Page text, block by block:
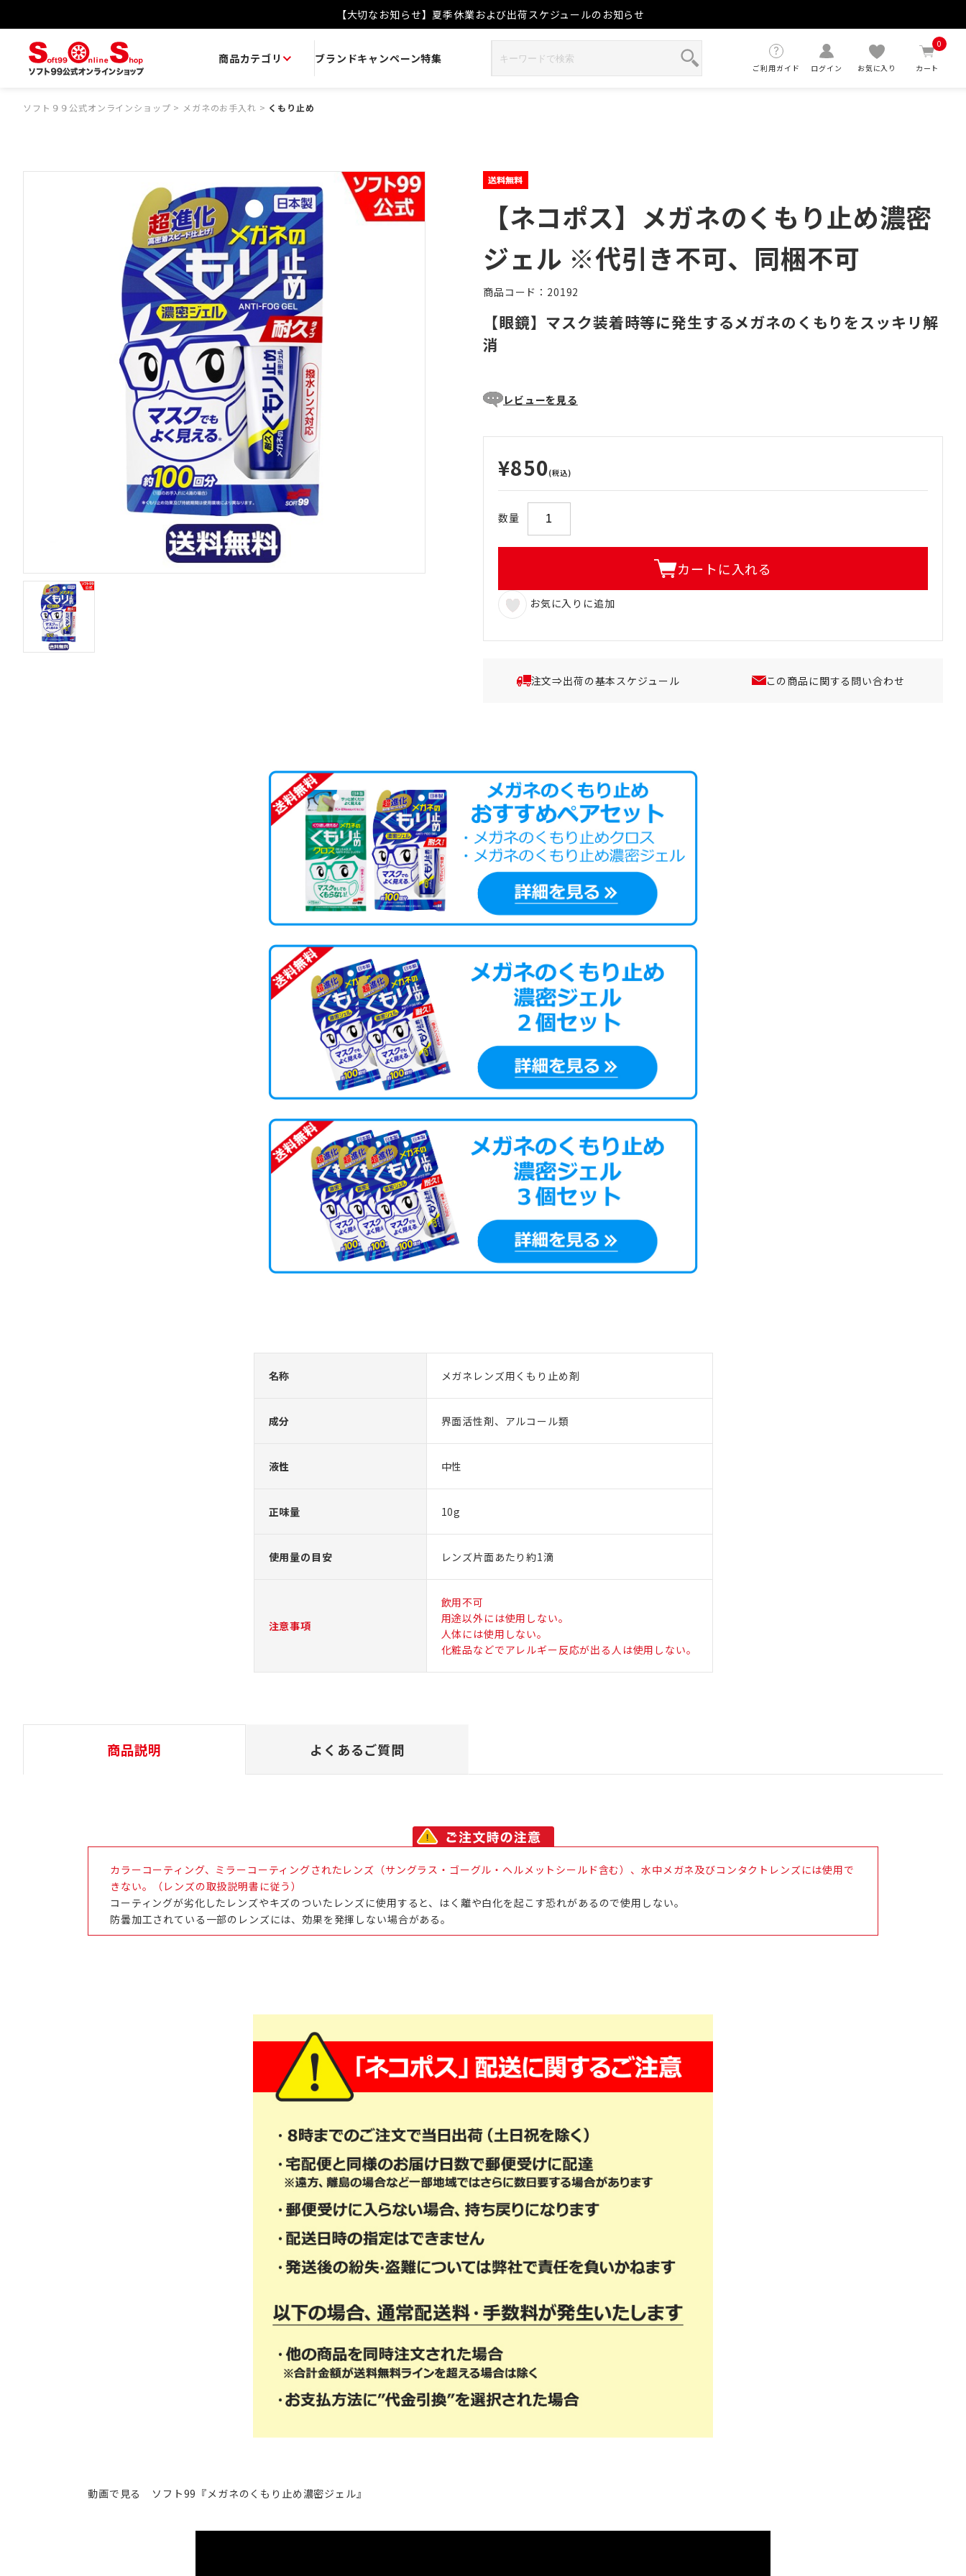
【大切なお知らせ】夏季休業および出荷スケジュールのお知らせ
商品カテゴリ ブランドキャンペーン特集
ご利用ガイド ログイン お気に入り カート
0
ソフト９９公式オンラインショップ > メガネのお手入れ > くもり止め
【ネコポス】メガネのくもり止め濃密
ジェル ※代引き不可、同梱不可
商品コード：20192
【眼鏡】マスク装着時等に発生するメガネのくもりをスッキリ解
消
レビューを見る
¥850(税込)
数量
カートに入れる
お気に入りに追加
注文⇒出荷の基本スケジュール この商品に関する問い合わせ
名称 メガネレンズ用くもり止め剤
成分 界面活性剤、アルコール類
液性 中性
正味量 10g
使用量の目安 レンズ片面あたり約1滴
注意事項
飲用不可
用途以外には使用しない。
人体には使用しない。
化粧品などでアレルギー反応が出る人は使用しない。
商品説明 よくあるご質問
カラーコーティング、ミラーコーティングされたレンズ（サングラス・ゴーグル・ヘルメットシールド含む）、水中メガネ及びコンタクトレンズには使用で
きない。（レンズの取扱説明書に従う）
コーティングが劣化したレンズやキズのついたレンズに使用すると、はく離や白化を起こす恐れがあるので使用しない。
防曇加工されている一部のレンズには、効果を発揮しない場合がある。
動画で見る ソフト99『メガネのくもり止め濃密ジェル』